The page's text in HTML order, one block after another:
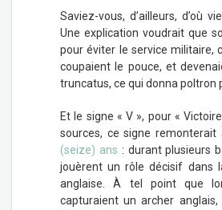
Saviez-vous, d’ailleurs, d’où
Une explication voudrait que
pour éviter le service militaire,
coupaient le pouce, et
truncatus, ce qui donna poltron
Et le signe « V », pour «
sources, ce signe remonterait
(seize) ans : durant plusieurs
jouèrent un rôle décisif dans
anglaise. À tel point que
capturaient un archer